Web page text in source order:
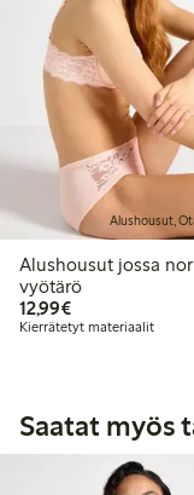
Alushousut,
Alushousut jossa
vyötärö
12,99€12,99 €
Kierrätetyt materiaalit
Saatat myös